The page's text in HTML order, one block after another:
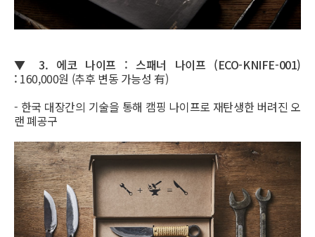
▼ 3. 에코 나이프 : 스패너 나이프 (ECO-KNIFE-001)
: 160,000원 (추후 변동 가능성 有)
- 한국 대장간의 기술을 통해 캠핑 나이프로 재탄생한 버려진 오
랜 폐공구